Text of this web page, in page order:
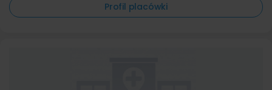
Profil placówki